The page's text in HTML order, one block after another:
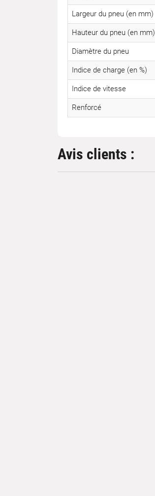
Largeur du pneu (en mm)
Hauteur du pneu (en mm)
Diamètre du pneu
Indice de charge (en %)
Indice de vitesse
Renforcé
Avis clients :